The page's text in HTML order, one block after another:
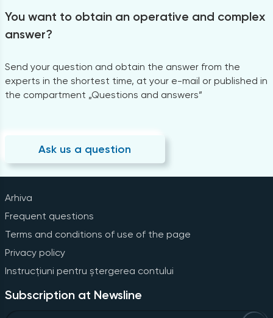
You want to obtain an operative and complex
answer?
Send your question and obtain the answer from the
experts in the shortest time, at your e-mail or published in
the compartment „Questions and answers”
Ask us a question
Arhiva
Frequent questions
Terms and conditions of use of the page
Privacy policy
Instrucțiuni pentru ștergerea contului
Subscription at Newsline